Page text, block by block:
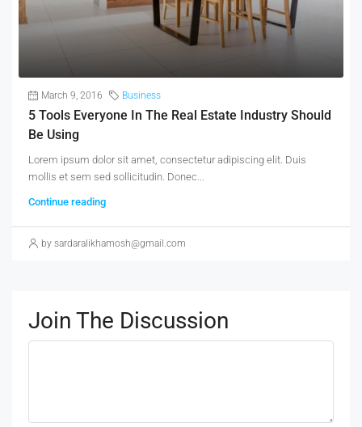
March 9, 2016 Business
5 Tools Everyone In The Real Estate Industry Should
Be Using
Lorem ipsum dolor sit amet, consectetur adipiscing elit. Duis
mollis et sem sed sollicitudin. Donec...
Continue reading
by sardaralikhamosh@gmail.com
Join The Discussion